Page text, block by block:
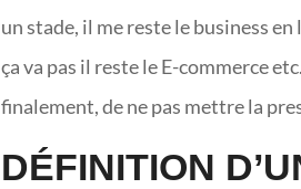
un stade, il me reste le business
ça va pas il reste le E-commerce
finalement, de ne pas mettre la
DÉFINITION